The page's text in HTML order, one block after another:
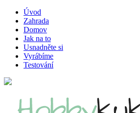
Úvod
Zahrada
Domov
Jak na to
Usnadněte si
Vyrábíme
Testování